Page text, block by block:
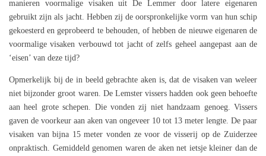
manieren voormalige visaken uit De Lemmer door latere eigenaren
gebruikt zijn als jacht. Hebben zij de oorspronkelijke vorm van hun schip
gekoesterd en geprobeerd te behouden, of hebben de nieuwe eigenaren de
voormalige visaken verbouwd tot jacht of zelfs geheel aangepast aan de
‘eisen’ van deze tijd?
Opmerkelijk bij de in beeld gebrachte aken is, dat de visaken van weleer
niet bijzonder groot waren. De Lemster vissers hadden ook geen behoefte
aan heel grote schepen. Die vonden zij niet handzaam genoeg. Vissers
gaven de voorkeur aan aken van ongeveer 10 tot 13 meter lengte. De paar
visaken van bijna 15 meter vonden ze voor de visserij op de Zuiderzee
onpraktisch. Gemiddeld genomen waren de aken net ietsje kleiner dan de